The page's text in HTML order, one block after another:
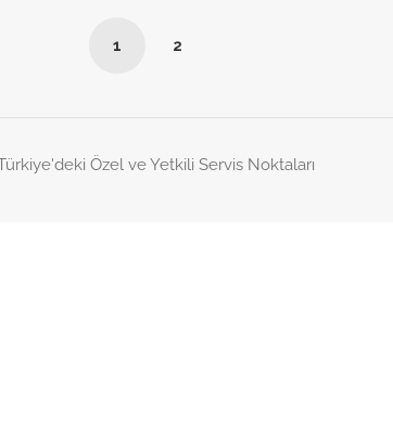
1 2
Özel ve Yetkili Servis Noktaları